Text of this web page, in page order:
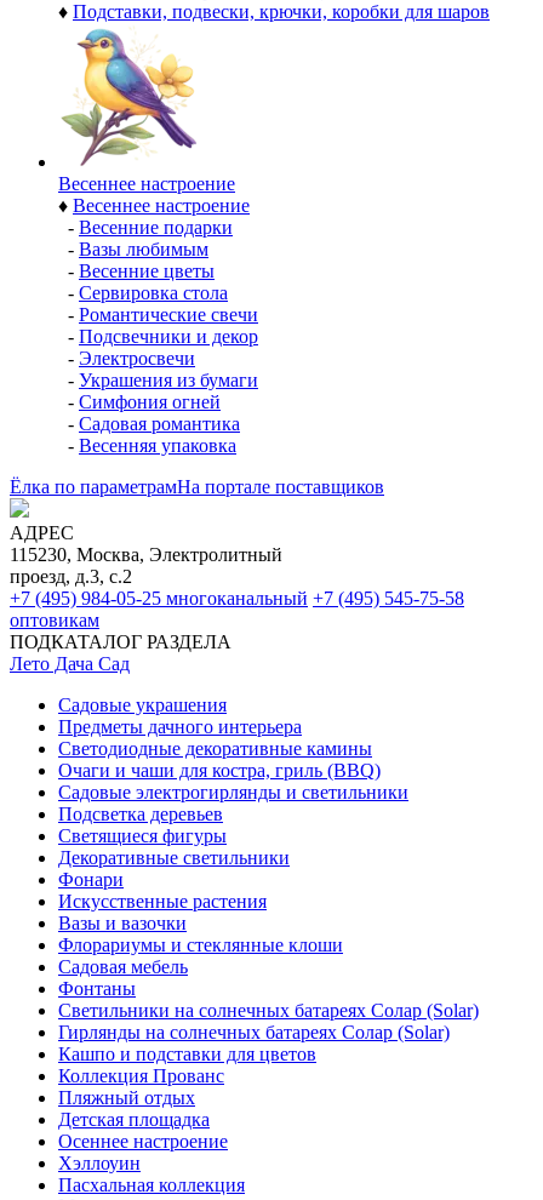
♦ Подставки, подвески, крючки, коробки для шаров
Весеннее настроение
♦ Весеннее настроение
- Весенние подарки
- Вазы любимым
- Весенние цветы
- Сервировка стола
- Романтические свечи
- Подсвечники и декор
- Электросвечи
- Украшения из бумаги
- Симфония огней
- Садовая романтика
- Весенняя упаковка
Ёлка по параметрамНа портале поставщиков
АДРЕС
115230, Москва, Электролитный
проезд, д.3, с.2
+7 (495) 984-05-25 многоканальный +7 (495) 545-75-58
оптовикам
ПОДКАТАЛОГ РАЗДЕЛА
Лето Дача Сад
Садовые украшения
Предметы дачного интерьера
Светодиодные декоративные камины
Очаги и чаши для костра, гриль (BBQ)
Садовые электрогирлянды и светильники
Подсветка деревьев
Светящиеся фигуры
Декоративные светильники
Фонари
Искусственные растения
Вазы и вазочки
Флорариумы и стеклянные клоши
Садовая мебель
Фонтаны
Светильники на солнечных батареях Солар (Solar)
Гирлянды на солнечных батареях Солар (Solar)
Кашпо и подставки для цветов
Коллекция Прованс
Пляжный отдых
Детская площадка
Осеннее настроение
Хэллоуин
Пасхальная коллекция